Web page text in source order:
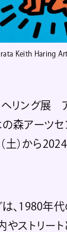
Keith Haring
ヘリング展
の森アーツ
）から
は、1980年
やストリー